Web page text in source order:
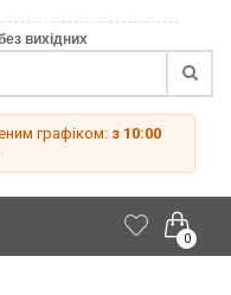
вихідних
графіком: з 10:00
0